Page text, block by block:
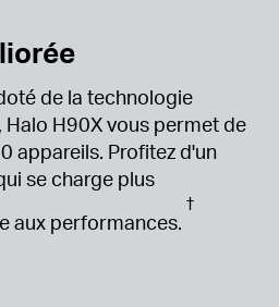
de la technologie
Halo H90X vous permet de
appareils. Profitez d'un
se charge plus
aux performances.
†